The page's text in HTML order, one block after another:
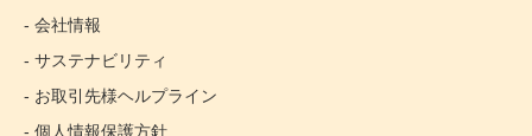
- 会社情報
- サステナビリティ
- お取引先様ヘルプライン
- 個人情報保護方針